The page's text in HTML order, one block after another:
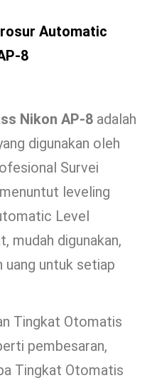
Automatic
8
Nikon AP-8 adalah
digunakan oleh
Survei
leveling
Level
mudah digunakan,
uang untuk setiap
Tingkat Otomatis
pembesaran,
Tingkat Otomatis